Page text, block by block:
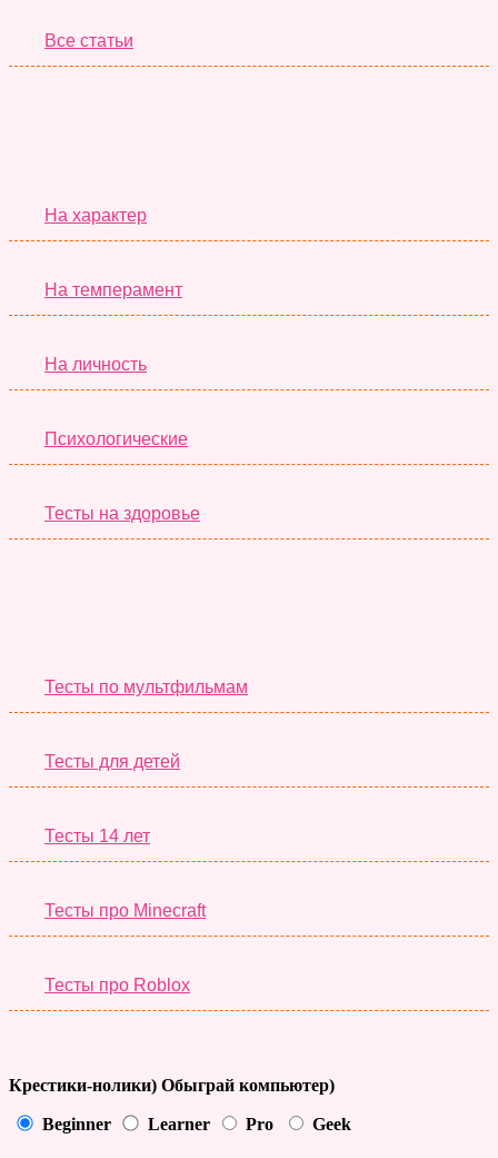
Все статьи
На характер
На темперамент
На личность
Психологические
Тесты на здоровье
Тесты по мультфильмам
Тесты для детей
Тесты 14 лет
Тесты про Minecraft
Тесты про Roblox
Крестики-нолики) Обыграй компьютер)
Beginner Learner Pro Geek